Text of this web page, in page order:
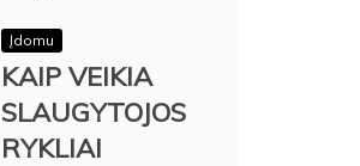
Įdomu
KAIP VEIKIA
SLAUGYTOJOS
RYKLIAI